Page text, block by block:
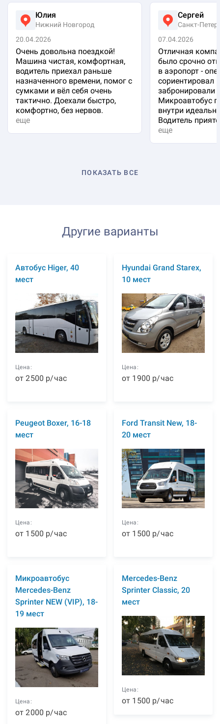
Юлия
Нижний Новгород
20.04.2026
Очень довольна поездкой!
Машина чистая, комфортная,
водитель приехал раньше
назначенного времени, помог с
сумками и вёл себя очень
тактично. Доехали быстро,
комфортно, без нервов.
еще
Сергей
Санкт-
07.04.2026
Отличная
было срочно
в аэропорт -
сориентировал и
забронировали
Микроавтобус
внутри
Водитель
еще
ПОКАЗАТЬ ВСЕ
Другие варианты
Автобус Higer, 40
мест
Цена:
от2500 р/час
Hyundai Grand Starex,
10 мест
Цена:
от 1900 р/час
Peugeot Boxer, 16-18
мест
Цена:
от 1500 р/час
Ford Transit New, 18-
20 мест
Цена:
от 1500 р/час
Микроавтобус
Mercedes-Benz
Sprinter NEW (VIP), 18-
19 мест
Цена:
от2000 р/час
Mercedes-Benz
Sprinter Classic, 20
мест
Цена:
от 1500 р/час